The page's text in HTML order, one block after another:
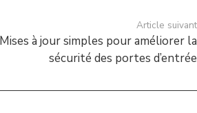
Article suivant
à jour simples pour améliorer la
sécurité des portes d’entrée